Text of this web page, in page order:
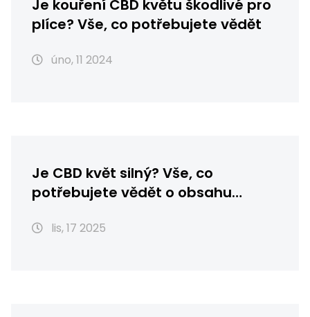
Je kouření CBD květu škodlivé pro
plíce? Vše, co potřebujete vědět
úno, 11 2024
Je CBD květ silný? Vše, co
potřebujete vědět o obsahu
lis, 17 2025